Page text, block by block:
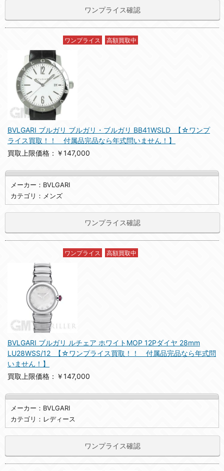
ワンプライス確認
ワンプライス 高額買取中
BVLGARI ブルガリ ブルガリ・ブルガリ BB41WSLD 【☆ワンプ
ライス買取！！ 付属品完品なら年式問いません！】
買取上限価格：￥147,000
メーカー：BVLGARI
カテゴリ：メンズ
ワンプライス確認
ワンプライス 高額買取中
BVLGARI ブルガリ ルチェア ホワイトMOP 12Pダイヤ 28mm
LU28WSS/12 【☆ワンプライス買取！！ 付属品完品なら年式問
いません！】
買取上限価格：￥147,000
メーカー：BVLGARI
カテゴリ：レディース
ワンプライス確認